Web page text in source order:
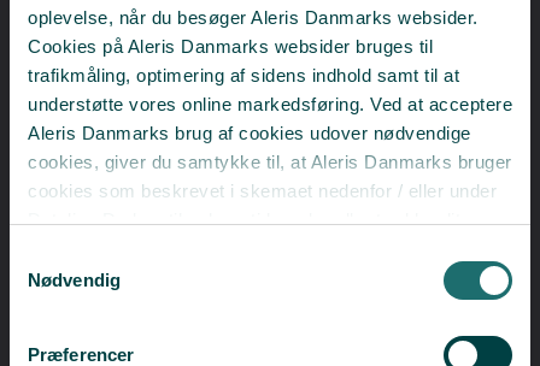
oplevelse, når du besøger Aleris Danmarks websider.
Cookies på Aleris Danmarks websider bruges til
trafikmåling, optimering af sidens indhold samt til at
understøtte vores online markedsføring. Ved at acceptere
Aleris Danmarks brug af cookies udover nødvendige
cookies, giver du samtykke til, at Aleris Danmarks bruger
cookies som beskrevet i skemaet nedenfor / eller under
Detaljer. Du kan til enhver tid ændre eller trække dit
om vores brug af cookies.
Deaktiverer du cookies, kan du opleve, at visse sider,
Nødvendig
Præferencer
​Sådan har andre fået hjælp